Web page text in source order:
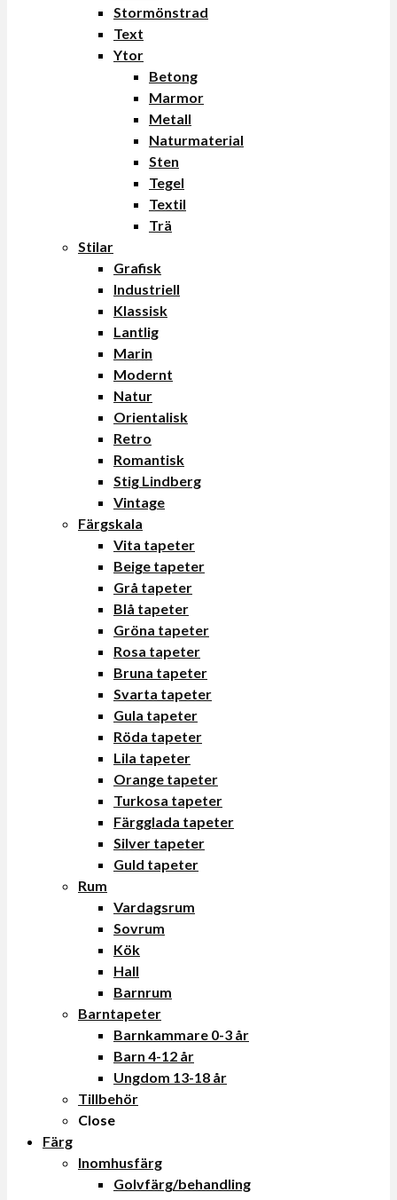
Stormönstrad
Text
Ytor
Betong
Marmor
Metall
Naturmaterial
Sten
Tegel
Textil
Trä
Stilar
Grafisk
Industriell
Klassisk
Lantlig
Marin
Modernt
Natur
Orientalisk
Retro
Romantisk
Stig Lindberg
Vintage
Färgskala
Vita tapeter
Beige tapeter
Grå tapeter
Blå tapeter
Gröna tapeter
Rosa tapeter
Bruna tapeter
Svarta tapeter
Gula tapeter
Röda tapeter
Lila tapeter
Orange tapeter
Turkosa tapeter
Färgglada tapeter
Silver tapeter
Guld tapeter
Rum
Vardagsrum
Sovrum
Kök
Hall
Barnrum
Barntapeter
Barnkammare 0-3 år
Barn 4-12 år
Ungdom 13-18 år
Tillbehör
Close
Färg
Inomhusfärg
Golvfärg/behandling